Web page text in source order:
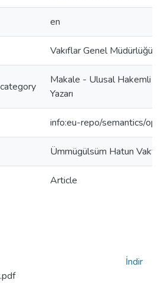
en
Vakıflar Genel Müdürlüğü
Makale - Ulusal Hakemli
Yazarı
info:eu-repo/semantics/
Ümmügülsüm Hatun
Article
İndir